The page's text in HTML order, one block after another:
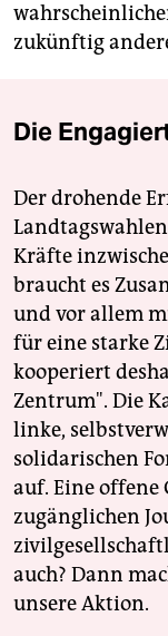
zukünftig
Die
Der drohende
Kräfte
braucht es
und vor allem
für eine starke
kooperiert
Zentrum". Die
linke,
solidarischen
auf. Eine offene
zugänglichen
auch? Dann
unsere Aktion.